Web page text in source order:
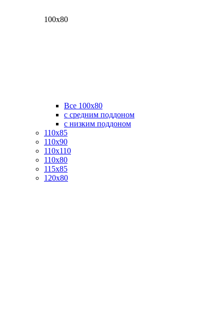
100х80
Все 100х80
с средним поддоном
с низким поддоном
110х85
110х90
110х110
110х80
115х85
120х80